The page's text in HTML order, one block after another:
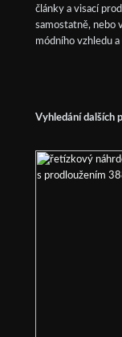
články a visací
samostatně, nebo
módního vzhledu
Vyhledání dalších